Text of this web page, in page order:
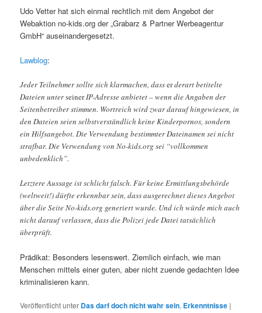
Udo Vetter hat sich einmal rechtlich mit dem Angebot der
Webaktion no-kids.org der „Grabarz & Partner Werbeagentur
GmbH“ auseinandergesetzt.
Lawblog:
Jeder Teilnehmer sollte sich klarmachen, dasserderart betitelte
Dateien unterseinerIP-Adresse anbietet – wenn die Angaben der
Seitenbetreiber stimmen. Wortreich wird zwar darauf hingewiesen, in
den Dateien seien selbstverständlich keine Kinderpornos, sondern
ein Hilfsangebot. Die Verwendung bestimmter Dateinamen sei nicht
strafbar. Die Verwendung von No-kids.org sei “vollkommen
unbedenklich”.
Letztere Aussage ist schlicht falsch. Für keine Ermittlungsbehörde
(weltweit!) dürfte erkennbar sein, dass ausgerechnet dieses Angebot
über die Seite No-kids.org generiert wurde. Und ich würde mich auch
nicht darauf verlassen, dass die Polizei jede Datei tatsächlich
überprüft.
Prädikat: Besonders lesenswert. Ziemlich einfach, wie man
Menschen mittels einer guten, aber nicht zuende gedachten Idee
kriminalisieren kann.
Veröffentlicht unter Das darf doch nicht wahr sein, Erkenntnisse |